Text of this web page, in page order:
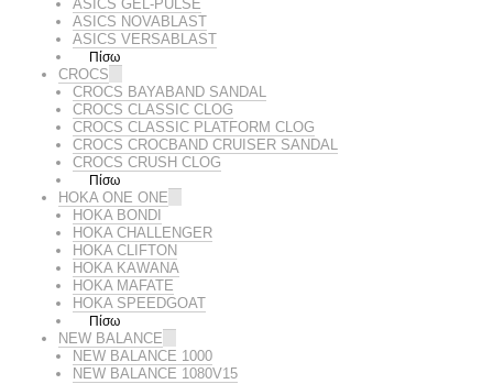
ASICS GEL-PULSE
ASICS NOVABLAST
ASICS VERSABLAST
Πίσω
CROCS
CROCS BAYABAND SANDAL
CROCS CLASSIC CLOG
CROCS CLASSIC PLATFORM CLOG
CROCS CROCBAND CRUISER SANDAL
CROCS CRUSH CLOG
Πίσω
HOKA ONE ONE
HOKA BONDI
HOKA CHALLENGER
HOKA CLIFTON
HOKA KAWANA
HOKA MAFATE
HOKA SPEEDGOAT
Πίσω
NEW BALANCE
NEW BALANCE 1000
NEW BALANCE 1080V15